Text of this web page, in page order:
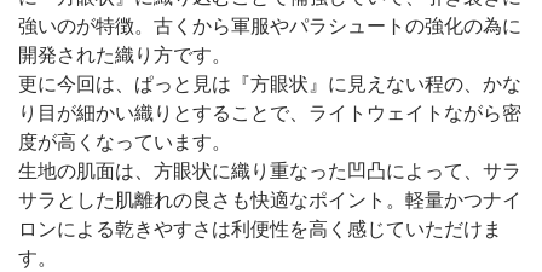
強いのが特徴。古くから軍服やパラシュートの強化の為に
開発された織り方です。
更に今回は、ぱっと見は『方眼状』に見えない程の、かな
り目が細かい織りとすることで、ライトウェイトながら密
度が高くなっています。
生地の肌面は、方眼状に織り重なった凹凸によって、サラ
サラとした肌離れの良さも快適なポイント。軽量かつナイ
ロンによる乾きやすさは利便性を高く感じていただけま
す。